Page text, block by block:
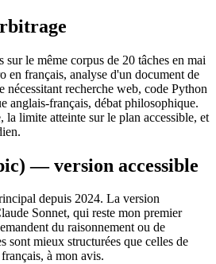
sur le même corpus de 20 tâches en mai
en français, analyse d'un document de
nécessitant recherche web, code Python
anglais-français, débat philosophique.
la limite atteinte sur le plan accessible, et
— version accessible
depuis 2024. La version
Sonnet, qui reste mon premier
du raisonnement ou de
sont mieux structurées que celles de
à mon avis.